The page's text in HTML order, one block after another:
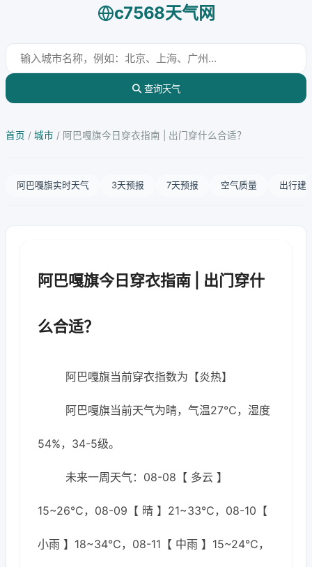
c7568天气网
查询天气
首页 / 城市 / 阿巴嘎旗今日穿衣指南 | 出门穿什么合适？
阿巴嘎旗实时天气 3天预报 7天预报 空气质量 出行建
阿巴嘎旗今日穿衣指南 | 出门穿什
么合适？
阿巴嘎旗当前穿衣指数为【炎热】
阿巴嘎旗当前天气为晴，气温27℃，湿度
54%，34-5级。
未来一周天气：08-08【 多云 】
15~26℃，08-09【 晴 】21~33℃，08-10【
小雨 】18~34℃，08-11【 中雨 】15~24℃，